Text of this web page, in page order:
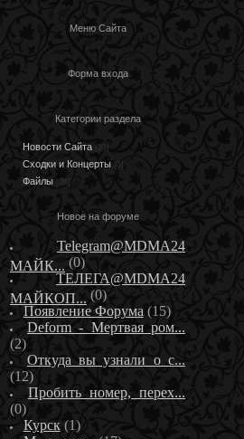
Меню Сайта
Форма входа
Категории раздела
Новости Сайта [23]
Сходки и Концерты [3]
Файлы [36]
Новое на форуме
Telegram@MDMA24
МАЙК...
(0)
ТЕЛЕГА@MDMA24
МАЙКОП...
(0)
Появление Форума (15)
Deform - Мертвая ром...
(2)
Откуда вы узнали о с...
(12)
Пробить номер, перех...
(0)
Курск (1)